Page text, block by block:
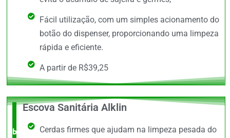
Fácil utilização, com um simples acionamento do
botão do dispenser, proporcionando uma limpeza
rápida e eficiente.
A partir de R$39,25
O +
barato,
Escova Sanitária Alklin
Cerdas firmes que ajudam na limpeza pesada do